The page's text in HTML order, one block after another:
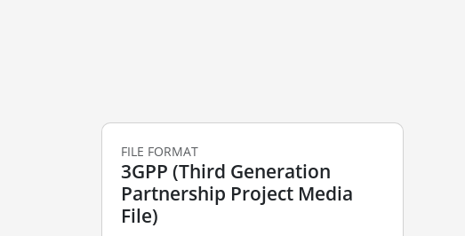
FILE FORMAT
3GPP (Third Generation
Partnership Project Media
File)